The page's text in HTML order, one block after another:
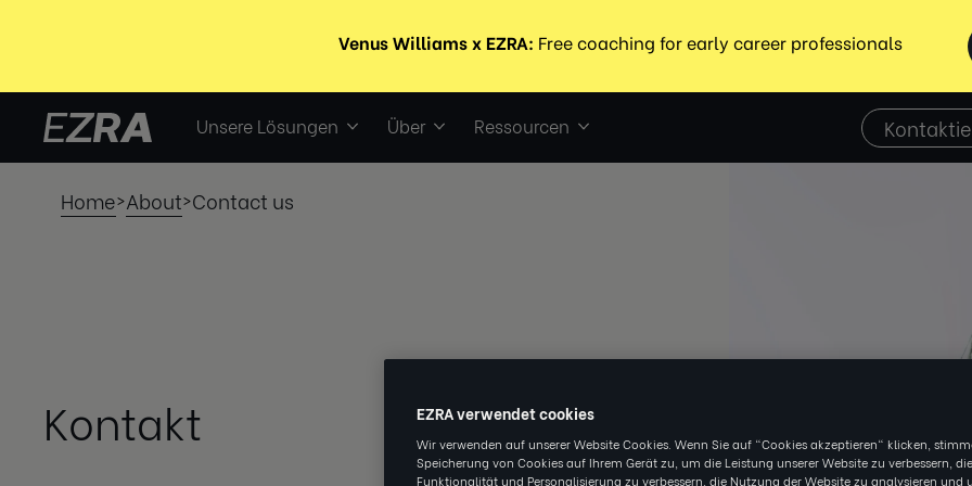
Unsere Lösungen Über Ressourcen
Home>About>Contact us
Kontakt EZRA verwendet cookies
Wir verwenden auf unserer Website Cookies. Wenn Sie auf "Cookies akzeptieren" klicken,
Speicherung von Cookies auf Ihrem Gerät zu, um die Leistung unserer Website zu verbessern, die
Funktionalität und Personalisierung zu verbessern, die Nutzung der Website zu analysieren und